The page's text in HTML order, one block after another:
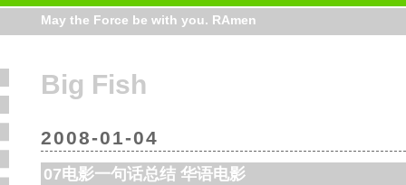
Big Fish
2008-01-04
07电影一句话总结 华语电影
May the Force be with you. RAmen